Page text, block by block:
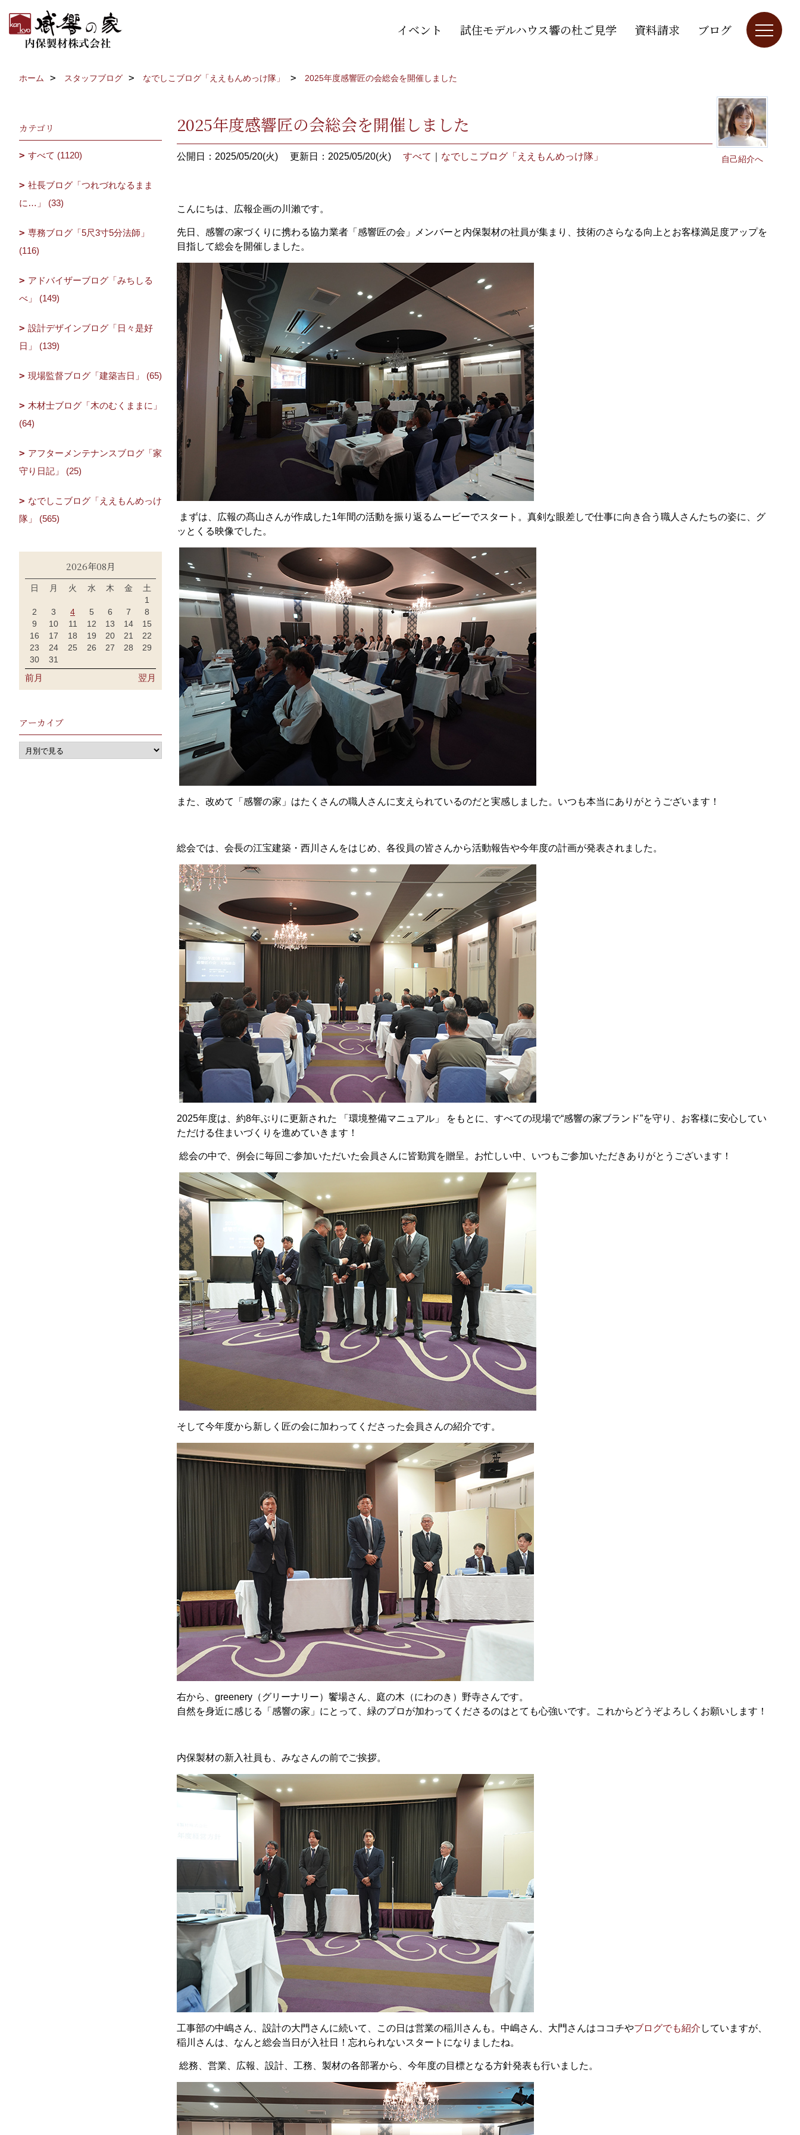
イベント 試住モデルハウス響の杜ご見学 資料請求 ブログ
ホーム スタッフブログ なでしこブログ「ええもんめっけ隊」 2025年度感響匠の会総会を開催しました
自己紹介へ
2025年度感響匠の会総会を開催しました
公開日：2025/05/20(火) 更新日：2025/05/20(火) すべて なでしこブログ「ええもんめっけ隊」
こんにちは、広報企画の川瀨です。
先日、感響の家づくりに携わる協力業者「感響匠の会」メンバーと内保製材の社員が集まり、技術のさらなる向上とお客様満足度アップを
目指して総会を開催しました。
まずは、広報の髙山さんが作成した1年間の活動を振り返るムービーでスタート。真剣な眼差しで仕事に向き合う職人さんたちの姿に、グ
ッとくる映像でした。
また、改めて「感響の家」はたくさんの職人さんに支えられているのだと実感しました。いつも本当にありがとうございます！
総会では、会長の江宝建築・西川さんをはじめ、各役員の皆さんから活動報告や今年度の計画が発表されました。
2025年度は、約8年ぶりに更新された 「環境整備マニュアル」 をもとに、すべての現場で“感響の家ブランド”を守り、お客様に安心してい
ただける住まいづくりを進めていきます！
総会の中で、例会に毎回ご参加いただいた会員さんに皆勤賞を贈呈。お忙しい中、いつもご参加いただきありがとうございます！
そして今年度から新しく匠の会に加わってくださった会員さんの紹介です。
右から、greenery （グリーナリー）饗場さん、庭の木（にわのき）野寺さんです。
自然を身近に感じる「感響の家」にとって、緑のプロが加わってくださるのはとても心強いです。これからどうぞよろしくお願いします！
内保製材の新入社員も、みなさんの前でご挨拶。
工事部の中嶋さん、設計の大門さんに続いて、この日は営業の稲川さんも。中嶋さん、大門さんはココチやブログでも紹介 していますが、
稲川さんは、なんと総会当日が入社日！忘れられないスタートになりましたね。
総務、営業、広報、設計、工務、製材の各部署から、今年度の目標となる方針発表も行いました。
カテゴリ
すべて (1120)
社長ブログ「つれづれなるまま
に…」 (33)
専務ブログ「5尺3寸5分法師」
(116)
アドバイザーブログ「みちしる
べ」 (149)
設計デザインブログ「日々是好
日」 (139)
現場監督ブログ「建築吉日」 (65)
木材士ブログ「木のむくままに」
(64)
アフターメンテナンスブログ「家
守り日記」 (25)
なでしこブログ「ええもんめっけ
隊」 (565)
2026年08月
日 月 火 水 木 金
土
1
2
3 4 5 6 7
8
9
10 11 12 13 14
15
16
17 18 19 20 21
22
23
24 25 26 27 28
29
30
31
前月 翌月
アーカイブ